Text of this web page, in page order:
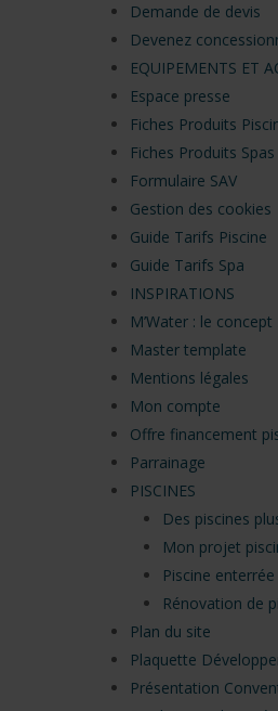
Demande de devis
Devenez
EQUIPEMENTS ET
Espace presse
Fiches Produits
Fiches Produits Spas
Formulaire SAV
Gestion des cookies
Guide Tarifs Piscine
Guide Tarifs Spa
INSPIRATIONS
M’Water : le
Master template
Mentions légales
Mon compte
Offre financement
Parrainage
PISCINES
Des piscines
Mon projet
Piscine enterrée
Rénovation de
Plan du site
Plaquette
Présentation